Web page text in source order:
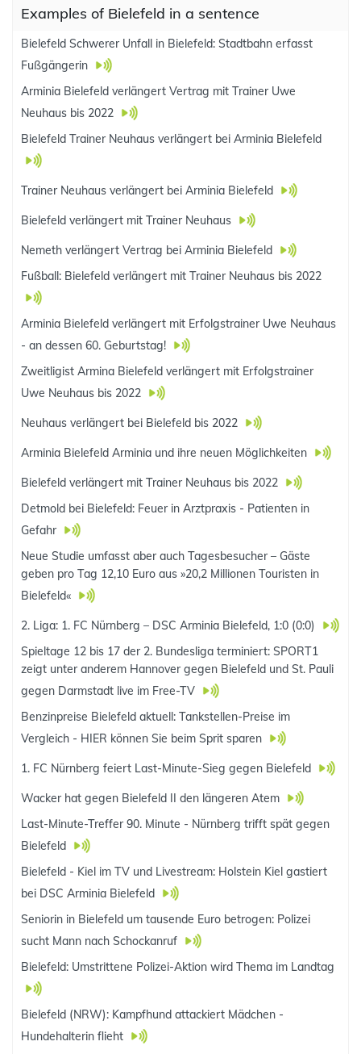
Examples of Bielefeld in a sentence
Bielefeld Schwerer Unfall in Bielefeld: Stadtbahn erfasst
Fußgängerin
Arminia Bielefeld verlängert Vertrag mit Trainer Uwe
Neuhaus bis 2022
Bielefeld Trainer Neuhaus verlängert bei Arminia Bielefeld
Trainer Neuhaus verlängert bei Arminia Bielefeld
Bielefeld verlängert mit Trainer Neuhaus
Nemeth verlängert Vertrag bei Arminia Bielefeld
Fußball: Bielefeld verlängert mit Trainer Neuhaus bis 2022
Arminia Bielefeld verlängert mit Erfolgstrainer Uwe Neuhaus
- an dessen 60. Geburtstag!
Zweitligist Armina Bielefeld verlängert mit Erfolgstrainer
Uwe Neuhaus bis 2022
Neuhaus verlängert bei Bielefeld bis 2022
Arminia Bielefeld Arminia und ihre neuen Möglichkeiten
Bielefeld verlängert mit Trainer Neuhaus bis 2022
Detmold bei Bielefeld: Feuer in Arztpraxis - Patienten in
Gefahr
Neue Studie umfasst aber auch Tagesbesucher – Gäste
geben pro Tag 12,10 Euro aus »20,2 Millionen Touristen in
Bielefeld«
2. Liga: 1. FC Nürnberg – DSC Arminia Bielefeld, 1:0 (0:0)
Spieltage 12 bis 17 der 2. Bundesliga terminiert: SPORT1
zeigt unter anderem Hannover gegen Bielefeld und St. Pauli
gegen Darmstadt live im Free-TV
Benzinpreise Bielefeld aktuell: Tankstellen-Preise im
Vergleich - HIER können Sie beim Sprit sparen
1. FC Nürnberg feiert Last-Minute-Sieg gegen Bielefeld
Wacker hat gegen Bielefeld II den längeren Atem
Last-Minute-Treffer 90. Minute - Nürnberg trifft spät gegen
Bielefeld
Bielefeld - Kiel im TV und Livestream: Holstein Kiel gastiert
bei DSC Arminia Bielefeld
Seniorin in Bielefeld um tausende Euro betrogen: Polizei
sucht Mann nach Schockanruf
Bielefeld: Umstrittene Polizei-Aktion wird Thema im Landtag
Bielefeld (NRW): Kampfhund attackiert Mädchen -
Hundehalterin flieht